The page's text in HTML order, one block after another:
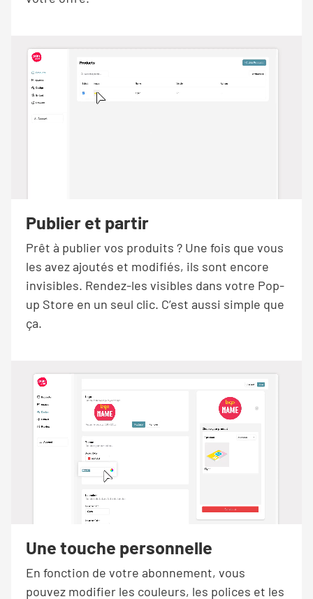
Publier et partir
Prêt à publier vos produits ? Une fois que vous
les avez ajoutés et modifiés, ils sont encore
invisibles. Rendez-les visibles dans votre Pop-
up Store en un seul clic. C’est aussi simple que
ça.
Une touche personnelle
En fonction de votre abonnement, vous
pouvez modifier les couleurs, les polices et les